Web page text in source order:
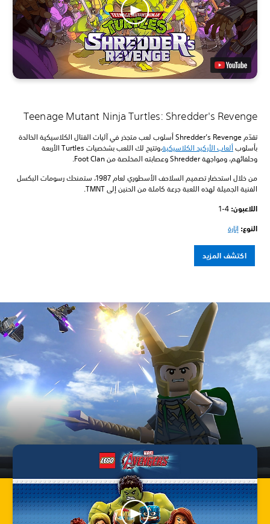
Teenage Mutant Ninja Turtles: Shredder's Revenge
تقدّم Shredder’s Revenge أسلوب لعب متجذر في آليات القتال الكلاسيكية الخالدة
بأسلوبألعاب الأركيد الكلاسيكية
،وتتيح لك اللعب بشخصيات Turtles الأربعة
وحلفائهم، ومواجهة Shredder وعصابته المخلصة من Foot Clan.
من خلال استحضار تصميم السلاحف الأسطوري لعام 1987، ستمنحك رسومات البكسل
الفنية الجميلة لهذه اللعبة جرعة كاملة من الحنين إلى TMNT.
اللاعبون:‏
النوع: إثارة
اكتشف المزيد